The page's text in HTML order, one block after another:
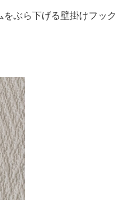
ぶら下げる壁掛けフック